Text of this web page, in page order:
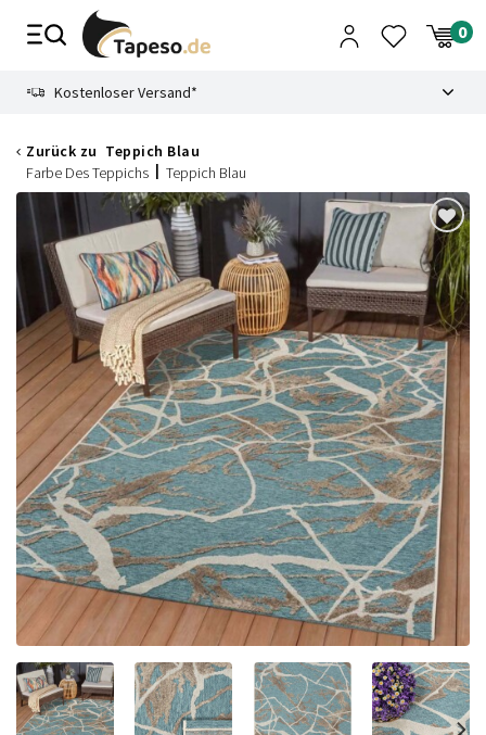
Zusammenbruch
Kostenloser Versand*
Zurück zu Teppich Blau
Farbe Des Teppichs
Teppich Blau